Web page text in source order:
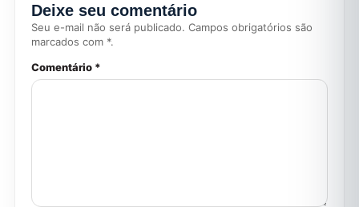
Deixe seu comentário
Seu e-mail não será publicado. Campos obrigatórios são
marcados com *.
Comentário *